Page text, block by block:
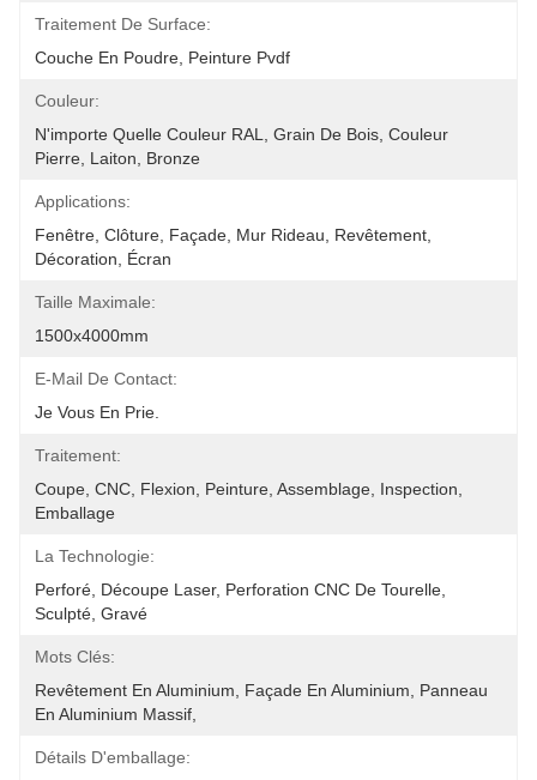
Traitement De Surface:
Couche En Poudre, Peinture Pvdf
Couleur:
N'importe Quelle Couleur RAL, Grain De Bois, Couleur
Pierre, Laiton, Bronze
Applications:
Fenêtre, Clôture, Façade, Mur Rideau, Revêtement,
Décoration, Écran
Taille Maximale:
1500x4000mm
E-Mail De Contact:
Je Vous En Prie.
Traitement:
Coupe, CNC, Flexion, Peinture, Assemblage, Inspection,
Emballage
La Technologie:
Perforé, Découpe Laser, Perforation CNC De Tourelle,
Sculpté, Gravé
Mots Clés:
Revêtement En Aluminium, Façade En Aluminium, Panneau
En Aluminium Massif,
Détails D'emballage: